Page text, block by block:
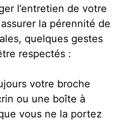
l’entretien de votre
la pérennité de
quelques gestes
respectés :
votre broche
ou une boîte à
vous ne la portez